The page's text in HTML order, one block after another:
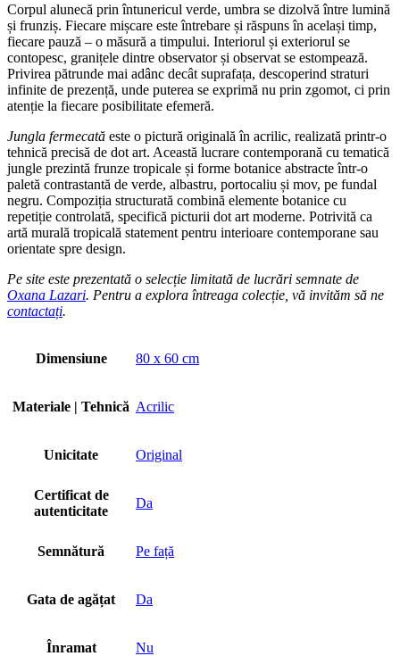
Corpul alunecă prin întunericul verde, umbra se dizolvă între lumină
și frunziș. Fiecare mișcare este întrebare și răspuns în același timp,
fiecare pauză – o măsură a timpului. Interiorul și exteriorul se
contopesc, granițele dintre observator și observat se estompează.
Privirea pătrunde mai adânc decât suprafața, descoperind straturi
infinite de prezență, unde puterea se exprimă nu prin zgomot, ci prin
atenție la fiecare posibilitate efemeră.
Jungla fermecată este o pictură originală în acrilic, realizată printr-o
tehnică precisă de dot art. Această lucrare contemporană cu tematică
jungle prezintă frunze tropicale și forme botanice abstracte într-o
paletă contrastantă de verde, albastru, portocaliu și mov, pe fundal
negru. Compoziția structurată combină elemente botanice cu
repetiție controlată, specifică picturii dot art moderne. Potrivită ca
artă murală tropicală statement pentru interioare contemporane sau
orientate spre design.
Pe site este prezentată o selecție limitată de lucrări semnate de
Oxana Lazari. Pentru a explora întreaga colecție, vă invităm să ne
contactați.
Dimensiune 80 x 60 cm
Materiale | Tehnică Acrilic
Unicitate Original
Certificat de
autenticitate
Da
Semnătură Pe față
Gata de agățat Da
Înramat Nu